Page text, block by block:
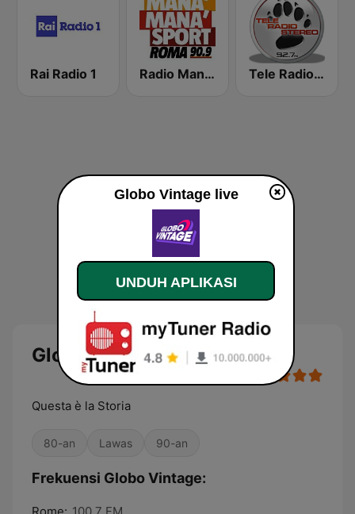
Rai Radio 1 Radio Manà Manà Sport Roma Tele Radio Stereo
Globo Vintage
Questa è la Storia
80-an Lawas 90-an
Frekuensi Globo Vintage:
Globo Vintage live
UNDUH APLIKASI